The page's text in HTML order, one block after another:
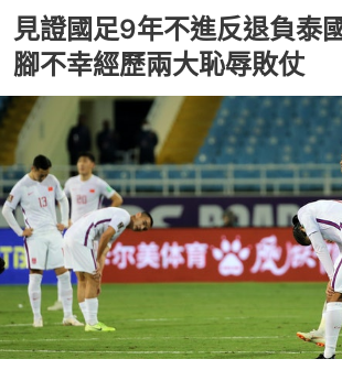
見證國足9年不進反退負泰
腳不幸經歷兩大恥辱敗仗